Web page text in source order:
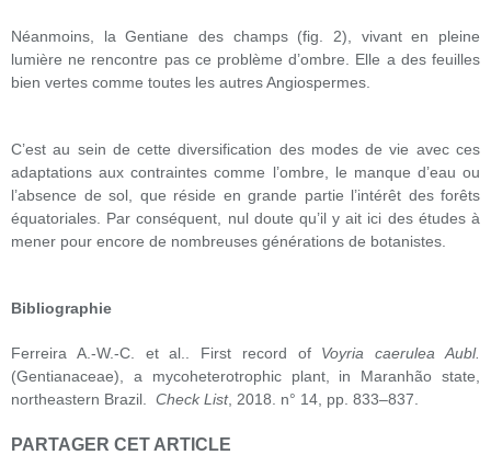
Néanmoins, la Gentiane des champs (fig. 2), vivant en pleine
lumière ne rencontre pas ce problème d’ombre. Elle a des feuilles
bien vertes comme toutes les autres Angiospermes.
C’est au sein de cette diversification des modes de vie avec ces
adaptations aux contraintes comme l’ombre, le manque d’eau ou
l’absence de sol, que réside en grande partie l’intérêt des forêts
équatoriales. Par conséquent, nul doute qu’il y ait ici des études à
mener pour encore de nombreuses générations de botanistes.
Bibliographie
Ferreira A.-W.-C. et al.. First record of Voyria caerulea Aubl.
(Gentianaceae), a mycoheterotrophic plant, in Maranhão state,
northeastern Brazil. Check List, 2018. n° 14, pp. 833–837.
PARTAGER CET ARTICLE